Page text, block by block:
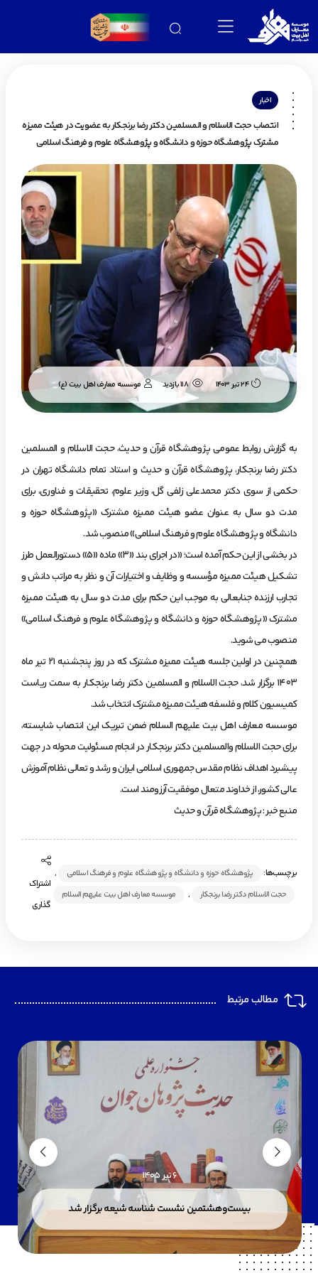
اخبار
انتصاب حجت الاسلام و المسلمین دکتر رضا برنجکار به عضویت در هیئت ممیزه
مشترک پژوهشگاه حوزه و دانشگاه و پژوهشگاه علوم و فرهنگ اسلامی
24 تیر 1403 118 بازدید موسسه معارف اهل بیت (ع)
به گزارش روابط عمومی پژوهشگاه قرآن و حدیث، حجت الاسلام و المسلمین
دکتر رضا برنجکار، پژوهشگاه قرآن و حدیث و استاد تمام دانشگاه تهران در
حکمی از سوی دکتر محمدعلی زلفی گل، وزیر علوم، تحقیقات و فناوری، برای
مدت دو سال به عنوان عضو هیئت ممیزه مشترک «پژوهشگاه حوزه و
دانشگاه و پژوهشگاه علوم و فرهنگ اسلامی» منصوب شد.
در بخشی از این حکم آمده است؛ «در اجرای بند «۳» ماده «۵» دستورالعمل طرز
تشکیل هیئت ممیزه مؤسسه و وظایف و اختیارات آن و نظر به مراتب دانش و
تجارب ارزنده جنابعالی به موجب این حکم برای مدت دو سال به هیئت ممیزه
مشترک «پژوهشگاه حوزه و دانشگاه و پژوهشگاه علوم و فرهنگ اسلامی»
منصوب می شوید.
همچنین در اولین جلسه هیئت ممیزه مشترک که در روز پنجشنبه ۲۱ تیر ماه
۱۴۰۳ برگزار شد، حجت الاسلام و المسلمین دکتر رضا برنجکار به سمت ریاست
کمیسیون کلام و فلسفه هیئت ممیزه مشترک انتخاب شد.
موسسه معارف اهل بیت علیهم السلام ضمن تبریک این انتصاب شایسته،
برای حجت الاسلام والمسلمین دکتر برنجکار در انجام مسئولیت محوله در جهت
پیشبرد اهداف نظام مقدس جمهوری اسلامی ایران و رشد و تعالی نظام آموزش
عالی کشور، از خداوند متعال موفقیت آرزومند است.
منبع خبر : پژوهشگاه قرآن و حدیث
برچسب‌ها: پژوهشگاه حوزه و دانشگاه و پژوهشگاه علوم و فرهنگ اسلامی ,
حجت الاسلام دکتر رضا برنجکار , موسسه معارف اهل بیت علیهم السلام
اشتراک
گذاری
مطالب مرتبط
6 تیر 1405
بیست‌وهشتمین نشست شناسه شیعه برگزار شد